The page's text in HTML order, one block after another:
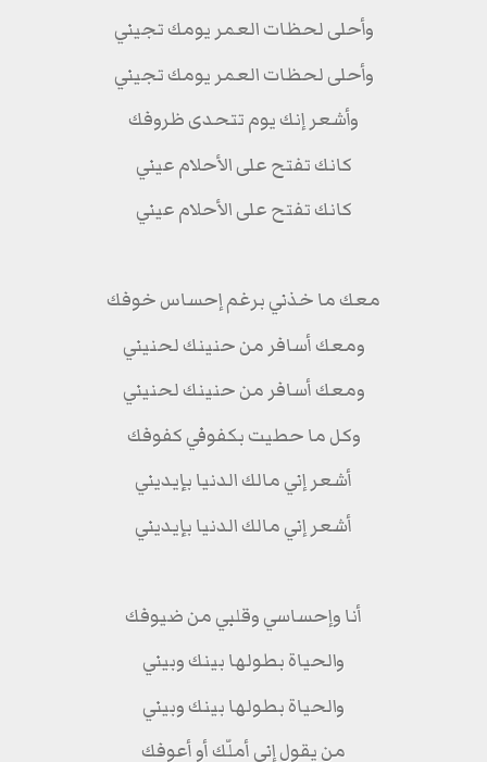
وأحلى لحظات العمر يومك تجيني
وأحلى لحظات العمر يومك تجيني
وأشعر إنك يوم تتحدى ظروفك
كانك تفتح على الأحلام عيني
كانك تفتح على الأحلام عيني
معك ما خذني برغم إحساس خوفك
ومعك أسافر من حنينك لحنيني
ومعك أسافر من حنينك لحنيني
وكل ما حطيت بكفوفي كفوفك
أشعر إني مالك الدنيا بإيديني
أشعر إني مالك الدنيا بإيديني
أنا وإحساسي وقلبي من ضيوفك
والحياة بطولها بينك وبيني
والحياة بطولها بينك وبيني
من يقول إني أملّك أو أعوفك